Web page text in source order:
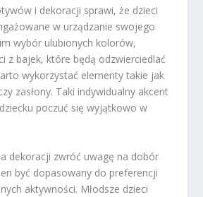
i dekoracji sprawi, że dzieci
w urządzanie swojego
wybór ulubionych kolorów,
z bajek, które będą odzwierciedlać
wykorzystać elementy takie jak
zasłony. Taki indywidualny akcent
poczuć się wyjątkowo w
dekoracji zwróć uwagę na dobór
być dopasowany do preferencji
aktywności. Młodsze dzieci